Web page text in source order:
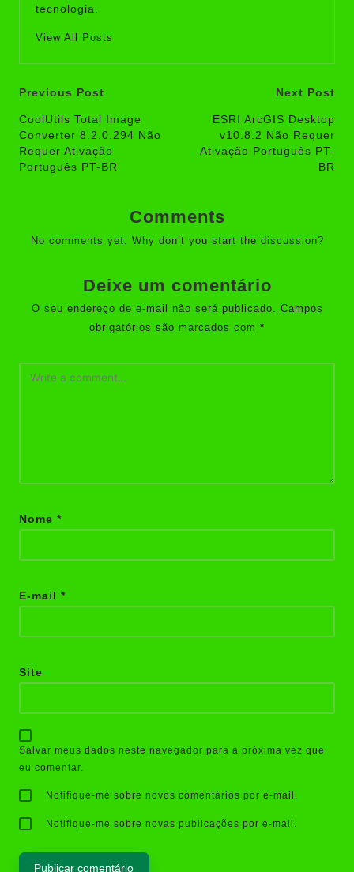
tecnologia.
View All Posts
Post
navigation
Previous Post
CoolUtils Total Image
Converter 8.2.0.294 Não
Requer Ativação
Português PT-BR
Next Post
ESRI ArcGIS Desktop
v10.8.2 Não Requer
Ativação Português PT-
BR
Comments
No comments yet. Why don’t you start the discussion?
Deixe um comentário
O seu endereço de e-mail não será publicado. Campos
obrigatórios são marcados com *
Nome *
E-mail *
Site
Salvar meus dados neste navegador para a próxima vez que
eu comentar.
Notifique-me sobre novos comentários por e-mail.
Notifique-me sobre novas publicações por e-mail.